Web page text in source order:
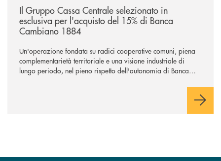
Il Gruppo Cassa Centrale selezionato in
esclusiva per l'acquisto del 15% di Banca
Cambiano 1884
Un'operazione fondata su radici cooperative comuni, piena
complementarietà territoriale e una visione industriale di
lungo periodo, nel pieno rispetto dell'autonomia di Banca
negoziazione esclusiva per la finalizzazione dell’operazione.